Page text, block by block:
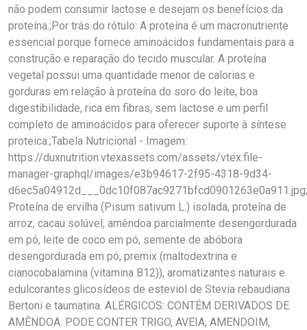
não podem consumir lactose e desejam os benefícios da
proteína.;Por trás do rótulo: A proteína é um macronutriente
essencial porque fornece aminoácidos fundamentais para a
construção e reparação do tecido muscular. A proteína
vegetal possui uma quantidade menor de calorias e
gorduras em relação à proteína do soro do leite, boa
digestibilidade, rica em fibras, sem lactose e um perfil
completo de aminoácidos para oferecer suporte à síntese
proteica.;Tabela Nutricional - Imagem:
https://duxnutrition.vtexassets.com/assets/vtex.file-
manager-graphql/images/e3b94617-2f95-4318-9d34-
Proteína de ervilha (Pisum sativum L.) isolada, proteína de
arroz, cacau solúvel, amêndoa parcialmente desengordurada
em pó, leite de coco em pó, semente de abóbora
desengordurada em pó, premix (maltodextrina e
cianocobalamina (vitamina B12)), aromatizantes naturais e
edulcorantes glicosídeos de esteviol de Stevia rebaudiana
Bertoni e taumatina. ALÉRGICOS: CONTÉM DERIVADOS DE
AMÊNDOA. PODE CONTER TRIGO, AVEIA, AMENDOIM,